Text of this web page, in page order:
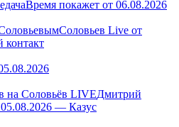
Время покажет от 06.08.2026
Соловьев Live от
Дмитрий
— Казус